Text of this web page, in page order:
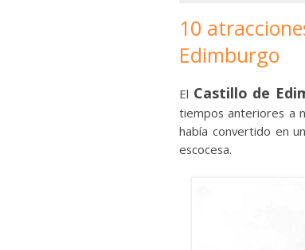
10
Edimburgo
El Castillo de
tiempos anteriores a
había convertido en
escocesa.